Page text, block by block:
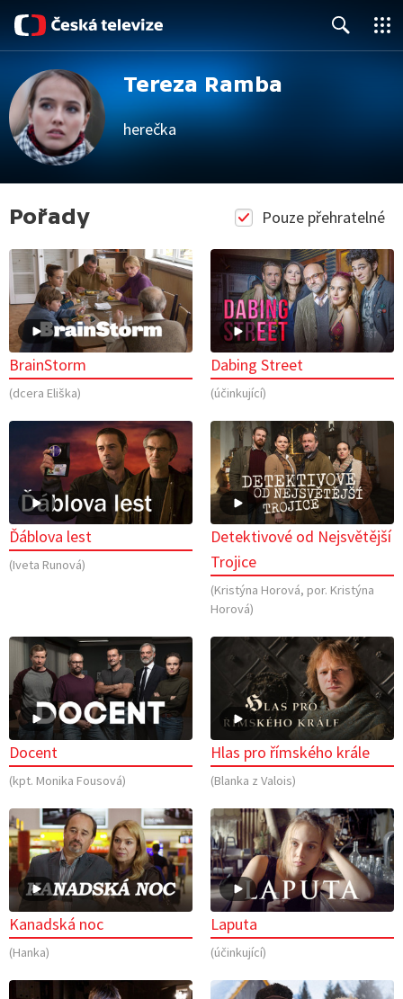
Tereza Ramba
herečka
Pouze přehratelné
Pořady
BrainStorm
(dcera Eliška)
Dabing Street
(účinkující)
Ďáblova lest
(Iveta Runová)
Detektivové od Nejsvětější
Trojice
(Kristýna Horová, por. Kristýna
Horová)
Docent
(kpt. Monika Fousová)
Hlas pro římského krále
(Blanka z Valois)
Kanadská noc
(Hanka)
Laputa
(účinkující)